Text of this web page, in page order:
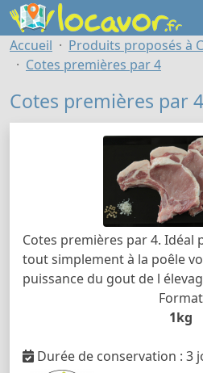
Accueil
Produits proposés à
Cotes premières par 4
Cotes premières par 4
Cotes premières par 4. Idéal
tout simplement à la poêle
puissance du gout de l
Format
1kg
Durée de conservation : 3